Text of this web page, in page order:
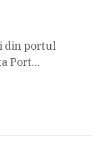
din portul
Port…